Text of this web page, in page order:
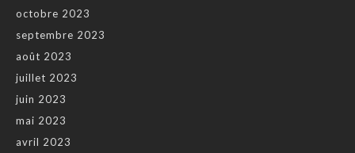
octobre 2023
septembre 2023
août 2023
juillet 2023
juin 2023
mai 2023
avril 2023